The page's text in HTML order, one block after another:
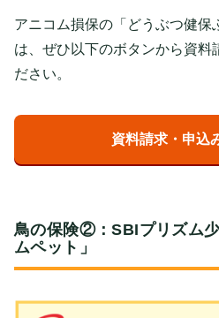
アニコム損保の「どうぶつ健保
は、ぜひ以下のボタンから資料
ださい。
資料請求・申込
鳥の保険②：SBIプリズム
ムペット」